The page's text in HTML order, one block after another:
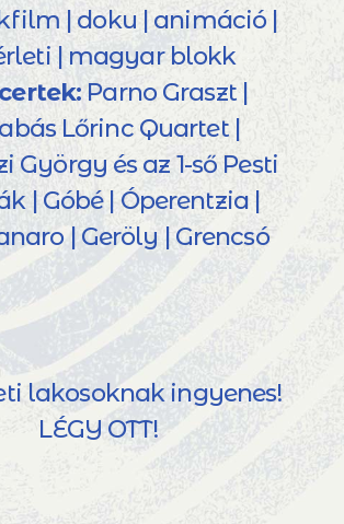
| doku | animáció |
| magyar blokk
Parno Graszt |
Lőrinc Quartet |
György és az 1-ső Pesti
| Góbé | Óperentzia |
| Geröly | Grencsó
lakosoknak ingyenes!
LÉGY OTT!